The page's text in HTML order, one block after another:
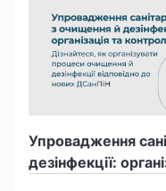
Упровадження
дезінфекції: